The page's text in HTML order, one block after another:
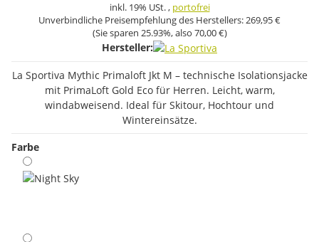
inkl. 19% USt. , portofrei
Unverbindliche Preisempfehlung des Herstellers:269,95 €
(Sie sparen 25.93%, also 70,00 €)
Hersteller:
La Sportiva Mythic Primaloft Jkt M – technische Isolationsjacke
mit PrimaLoft Gold Eco für Herren. Leicht, warm,
windabweisend. Ideal für Skitour, Hochtour und
Wintereinsätze.
Farbe
Night Sky